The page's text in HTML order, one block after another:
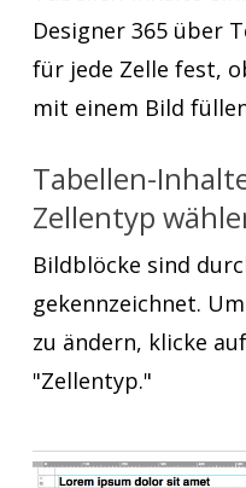
Designer 365 über
für jede Zelle fest,
mit einem Bild
Tabellen-
Zellentyp
Bildblöcke sind
gekennzeichnet.
zu ändern, klicke
"Zellentyp."